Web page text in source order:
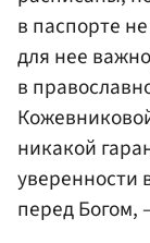
в паспорте
для нее
в
никакой
уверенности
перед Богом,